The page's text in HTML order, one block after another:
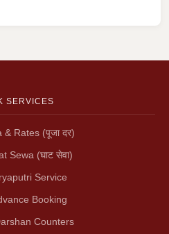
SERVICES
& Rates (पूजा दर)
Sewa (घाट सेवा)
Service
Booking
Counters